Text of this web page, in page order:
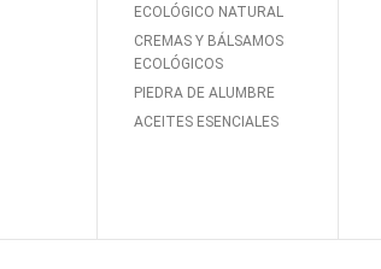
ECOLÓGICO NATURAL
CREMAS Y BÁLSAMOS
ECOLÓGICOS
PIEDRA DE ALUMBRE
ACEITES ESENCIALES